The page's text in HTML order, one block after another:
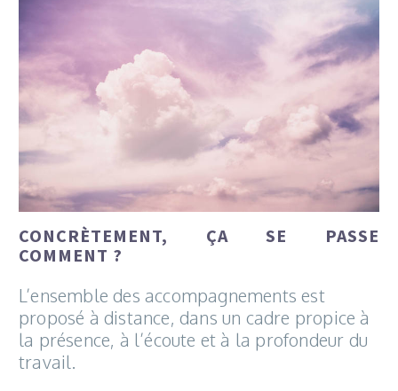
CONCRÈTEMENT, ÇA SE PASSE
COMMENT ?
L’ensemble des accompagnements est
proposé à distance, dans un cadre propice à
la présence, à l’écoute et à la profondeur du
travail.